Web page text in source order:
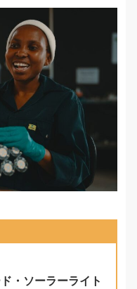
・ソーラーライト